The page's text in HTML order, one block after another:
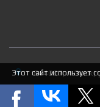
644007, г. Омск,
8-905-082-4330
Этот сайт использует
соглашаетесь на